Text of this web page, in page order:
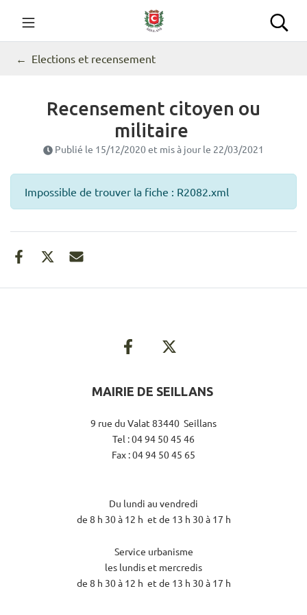
contenu
Commune de Seillans
Elections et recensement
Recensement citoyen ou
militaire
Publié le 15/12/2020et mis à jour le 22/03/2021
Impossible de trouver la fiche : R2082.xml
MAIRIE DE SEILLANS
9 rue du Valat 83440 Seillans
Tel : 04 94 50 45 46
Fax : 04 94 50 45 65
Du lundi au vendredi
de 8 h 30 à 12 h et de 13 h 30 à 17 h
Service urbanisme
les lundis et mercredis
de 8 h 30 à 12 h et de 13 h 30 à 17 h